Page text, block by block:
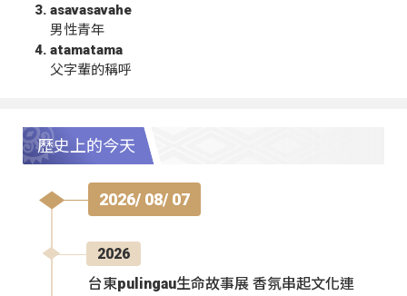
asavasavahe
男性青年
atamatama
父字輩的稱呼
歷史上的今天
2026/ 08/ 07
2026
台東pulingau生命故事展 香氛串起文化連